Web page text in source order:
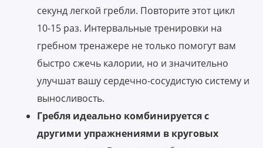
секунд легкой гребли. Повторите этот цикл
10-15 раз. Интервальные тренировки на
гребном тренажере не только помогут вам
быстро сжечь калории, но и значительно
улучшат вашу сердечно-сосудистую систему и
выносливость.
Гребля идеально комбинируется с
другими упражнениями в круговых